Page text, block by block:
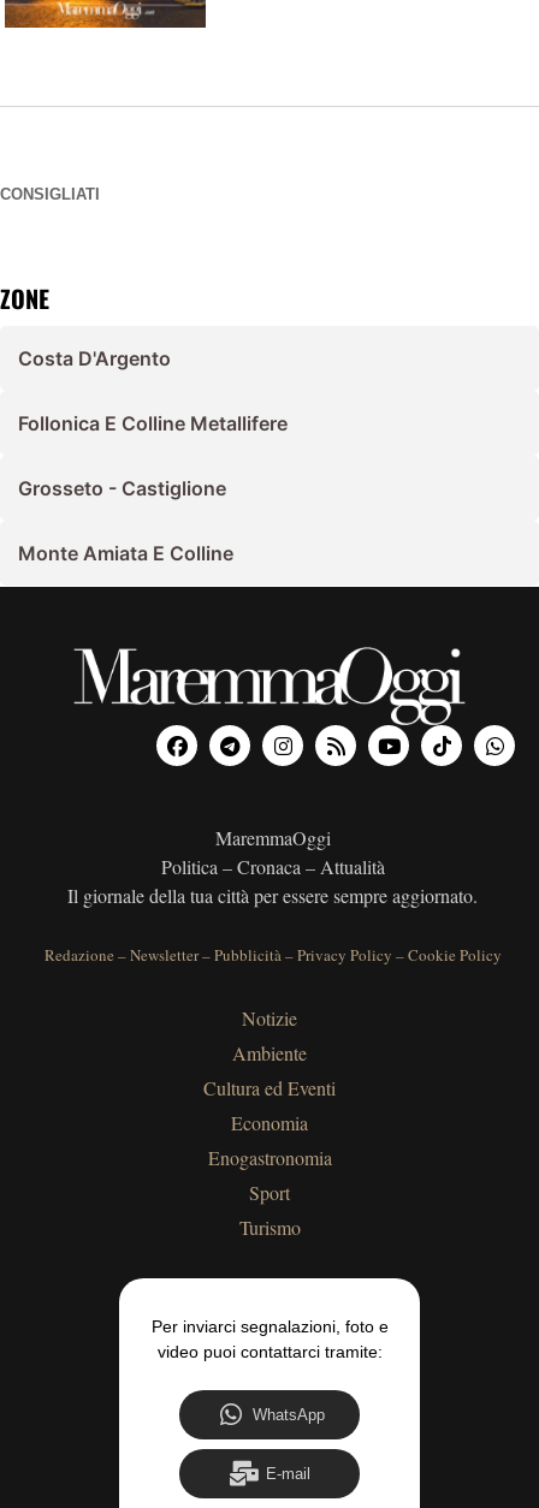
CONSIGLIATI
ZONE
Costa D'Argento
Follonica E Colline Metallifere
Grosseto - Castiglione
Monte Amiata E Colline
MaremmaOggi
Politica – Cronaca – Attualità
Il giornale della tua città per essere sempre aggiornato.
Redazione –Newsletter–Pubblicità–Privacy Policy –Cookie Policy
Notizie
Ambiente
Cultura ed Eventi
Economia
Enogastronomia
Sport
Turismo
Per inviarci segnalazioni, foto e
video puoi contattarci tramite:
WhatsApp
E-mail